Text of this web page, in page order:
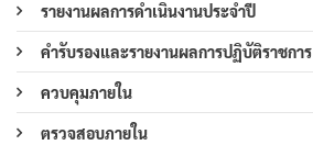
รายงานผลการดำเนินงานประจำปี
คำรับรองและรายงานผลการปฏิบัติราชการ
ควบคุมภายใน
ตรวจสอบภายใน